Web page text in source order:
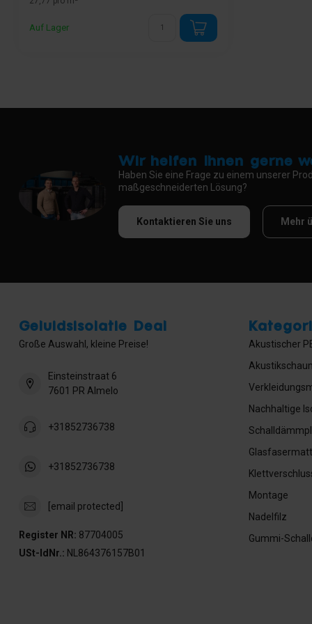
Auf Lager
Wir helfen Ihnen gerne
Haben Sie eine Frage zu einem unserer
maßgeschneiderten Lösung?
Kontaktieren Sie uns Mehr
Geluidsisolatie Deal
Große Auswahl, kleine Preise!
Einsteinstraat 6
7601 PR Almelo
+31852736738
+31852736738
[email protected]
Register NR: 87704005
USt-IdNr.: NL864376157B01
Akustischer
Nachhaltige
Montage
Nadelfilz
Gummi-